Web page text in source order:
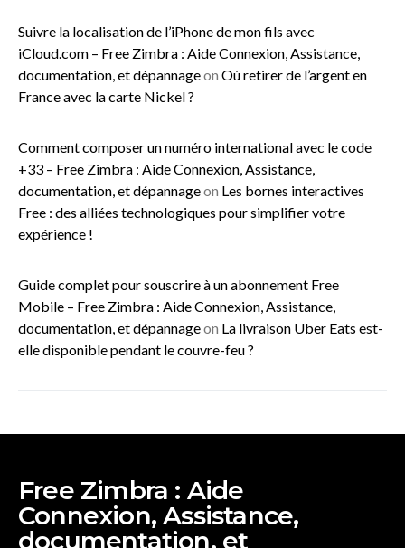
Suivre la localisation de l’iPhone de mon fils avec
iCloud.com – Free Zimbra : Aide Connexion, Assistance,
documentation, et dépannageon Où retirer de l’argent en
France avec la carte Nickel ?
Comment composer un numéro international avec le code
+33 – Free Zimbra : Aide Connexion, Assistance,
documentation, et dépannageon Les bornes interactives
Free : des alliées technologiques pour simplifier votre
expérience !
Guide complet pour souscrire à un abonnement Free
Mobile – Free Zimbra : Aide Connexion, Assistance,
documentation, et dépannageon La livraison Uber Eats est-
elle disponible pendant le couvre-feu ?
Free Zimbra : Aide
Connexion, Assistance,
documentation, et